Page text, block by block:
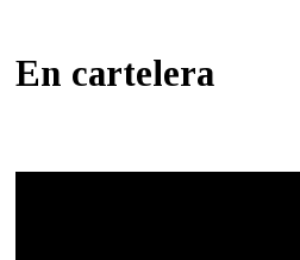
En cartelera